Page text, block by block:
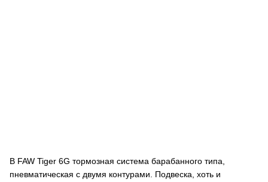
В FAW Tiger 6G тормозная система барабанного типа,
пневматическая с двумя контурами. Подвеска, хоть и